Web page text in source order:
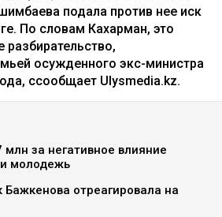
подала против нее иск
По словам Кахарман, это
разбирательство,
осужденного экс-министра
ссообщает Ulysmedia.kz.
млн за негативное влияние
молодежь
Бажкенова отреагировала на